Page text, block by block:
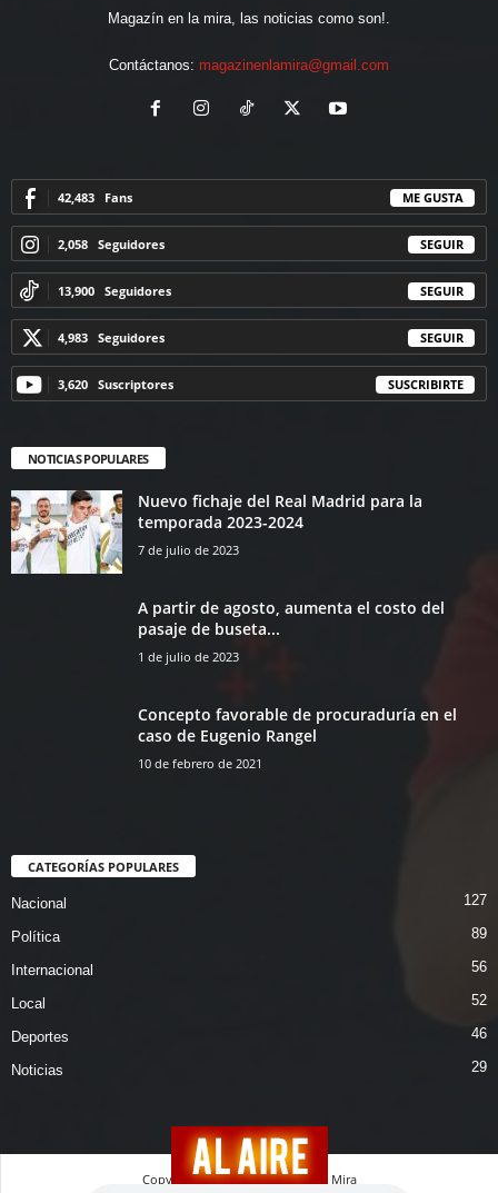
Magazín en la mira, las noticias como son!.
Contáctanos: magazinenlamira@gmail.com
42,483 Fans ME GUSTA
2,058 Seguidores SEGUIR
13,900 Seguidores SEGUIR
4,983 Seguidores SEGUIR
3,620 Suscriptores SUSCRIBIRTE
NOTICIAS POPULARES
Nuevo fichaje del Real Madrid para la
temporada 2023-2024
7 de julio de 2023
A partir de agosto, aumenta el costo del
pasaje de buseta...
1 de julio de 2023
Concepto favorable de procuraduría en el
caso de Eugenio Rangel
10 de febrero de 2021
CATEGORÍAS POPULARES
Nacional 127
Política 89
Internacional 56
Local 52
Deportes 46
Noticias 29
Copyright © 2026 Magazin En La Mira